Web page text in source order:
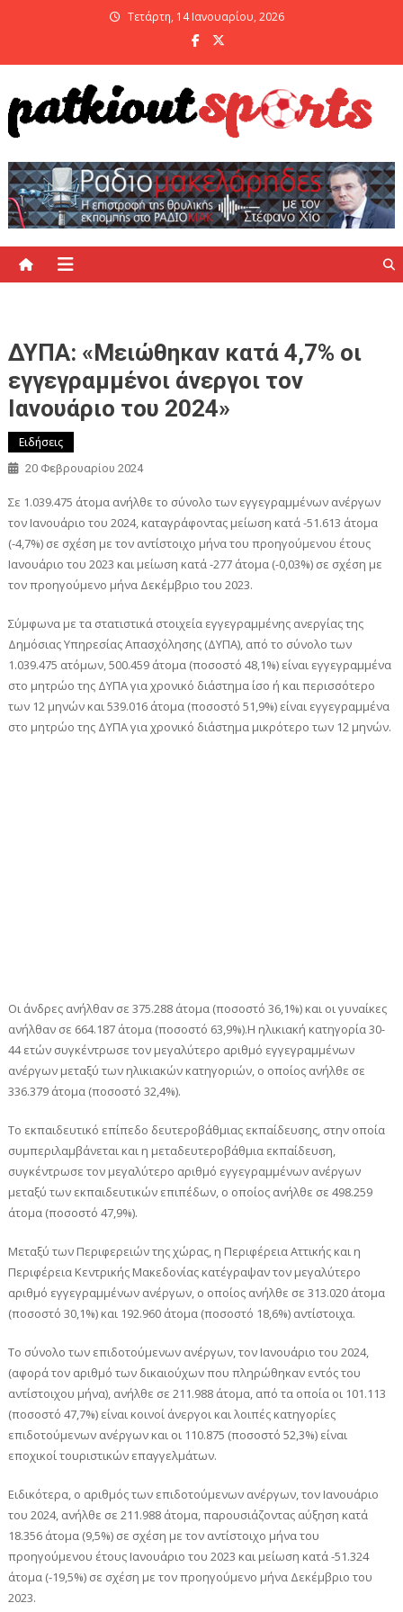
Τετάρτη, 14 Ιανουαρίου, 2026
ΔΥΠΑ: «Μειώθηκαν κατά 4,7% οι
εγγεγραμμένοι άνεργοι τον
Ιανουάριο του 2024»
Ειδήσεις
20 Φεβρουαρίου 2024
Σε 1.039.475 άτομα ανήλθε το σύνολο των εγγεγραμμένων ανέργων
τον Ιανουάριο του 2024, καταγράφοντας μείωση κατά -51.613 άτομα
(-4,7%) σε σχέση με τον αντίστοιχο μήνα του προηγούμενου έτους
Ιανουάριο του 2023 και μείωση κατά -277 άτομα (-0,03%) σε σχέση με
τον προηγούμενο μήνα Δεκέμβριο του 2023.
Σύμφωνα με τα στατιστικά στοιχεία εγγεγραμμένης ανεργίας της
Δημόσιας Υπηρεσίας Απασχόλησης (ΔΥΠΑ), από το σύνολο των
1.039.475 ατόμων, 500.459 άτομα (ποσοστό 48,1%) είναι εγγεγραμμένα
στο μητρώο της ΔΥΠΑ για χρονικό διάστημα ίσο ή και περισσότερο
των 12 μηνών και 539.016 άτομα (ποσοστό 51,9%) είναι εγγεγραμμένα
στο μητρώο της ΔΥΠΑ για χρονικό διάστημα μικρότερο των 12 μηνών.
Οι άνδρες ανήλθαν σε 375.288 άτομα (ποσοστό 36,1%) και οι γυναίκες
ανήλθαν σε 664.187 άτομα (ποσοστό 63,9%).Η ηλικιακή κατηγορία 30-
44 ετών συγκέντρωσε τον μεγαλύτερο αριθμό εγγεγραμμένων
ανέργων μεταξύ των ηλικιακών κατηγοριών, ο οποίος ανήλθε σε
336.379 άτομα (ποσοστό 32,4%).
Το εκπαιδευτικό επίπεδο δευτεροβάθμιας εκπαίδευσης, στην οποία
συμπεριλαμβάνεται και η μεταδευτεροβάθμια εκπαίδευση,
συγκέντρωσε τον μεγαλύτερο αριθμό εγγεγραμμένων ανέργων
μεταξύ των εκπαιδευτικών επιπέδων, ο οποίος ανήλθε σε 498.259
άτομα (ποσοστό 47,9%).
Μεταξύ των Περιφερειών της χώρας, η Περιφέρεια Αττικής και η
Περιφέρεια Κεντρικής Μακεδονίας κατέγραψαν τον μεγαλύτερο
αριθμό εγγεγραμμένων ανέργων, ο οποίος ανήλθε σε 313.020 άτομα
(ποσοστό 30,1%) και 192.960 άτομα (ποσοστό 18,6%) αντίστοιχα.
Το σύνολο των επιδοτούμενων ανέργων, τον Ιανουάριο του 2024,
(αφορά τον αριθμό των δικαιούχων που πληρώθηκαν εντός του
αντίστοιχου μήνα), ανήλθε σε 211.988 άτομα, από τα οποία οι 101.113
(ποσοστό 47,7%) είναι κοινοί άνεργοι και λοιπές κατηγορίες
επιδοτούμενων ανέργων και οι 110.875 (ποσοστό 52,3%) είναι
εποχικοί τουριστικών επαγγελμάτων.
Ειδικότερα, ο αριθμός των επιδοτούμενων ανέργων, τον Ιανουάριο
του 2024, ανήλθε σε 211.988 άτομα, παρουσιάζοντας αύξηση κατά
18.356 άτομα (9,5%) σε σχέση με τον αντίστοιχο μήνα του
προηγούμενου έτους Ιανουάριο του 2023 και μείωση κατά -51.324
άτομα (-19,5%) σε σχέση με τον προηγούμενο μήνα Δεκέμβριο του
2023.